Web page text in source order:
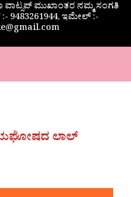
ಮುಖಾಂತರ ನಮ್ಮ ಸಂಗತಿ
9483261944, ಇಮೇಲ್ :-
ಜಯಘೋಷದ ಲಾಲ್